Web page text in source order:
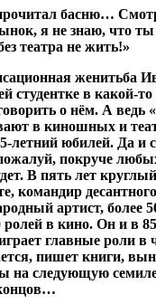
басню…
я не знаю, что ты
театра не жить!»
женитьба
студентке в какой-
о нём. А ведь
в киношных и
летний юбилей. Да и
покруче
В пять лет
командир
артист, более
ролей в кино. Он и в
главные роли в
пишет книги,
на следующую